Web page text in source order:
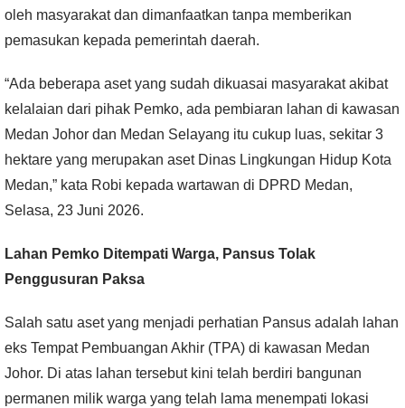
oleh masyarakat dan dimanfaatkan tanpa memberikan
pemasukan kepada pemerintah daerah.
“Ada beberapa aset yang sudah dikuasai masyarakat akibat
kelalaian dari pihak Pemko, ada pembiaran lahan di kawasan
Medan Johor dan Medan Selayang itu cukup luas, sekitar 3
hektare yang merupakan aset Dinas Lingkungan Hidup Kota
Medan,” kata Robi kepada wartawan di DPRD Medan,
Selasa, 23 Juni 2026.
Lahan Pemko Ditempati Warga, Pansus Tolak
Penggusuran Paksa
Salah satu aset yang menjadi perhatian Pansus adalah lahan
eks Tempat Pembuangan Akhir (TPA) di kawasan Medan
Johor. Di atas lahan tersebut kini telah berdiri bangunan
permanen milik warga yang telah lama menempati lokasi